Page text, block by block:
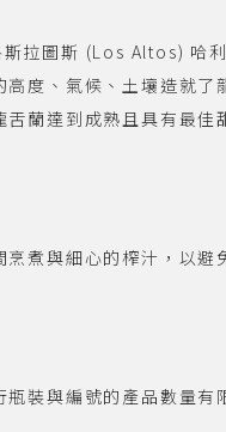
拉圖斯 (Los Altos) 哈
度、氣候、土壤造就了
蘭達到成熟且具有最佳
煮與細心的榨汁，以避
裝與編號的產品數量有